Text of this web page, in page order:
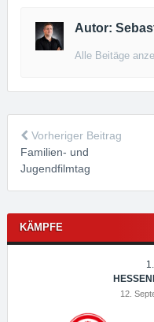
Autor:
Alle Beitäge
Vorheriger Beitrag
Familien- und
Jugendfilmtag
KÄMPFE
12.